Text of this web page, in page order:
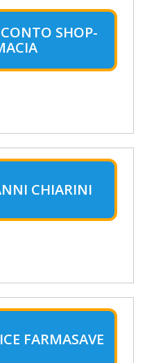
SHOP-
CHIARINI
FARMASAVE